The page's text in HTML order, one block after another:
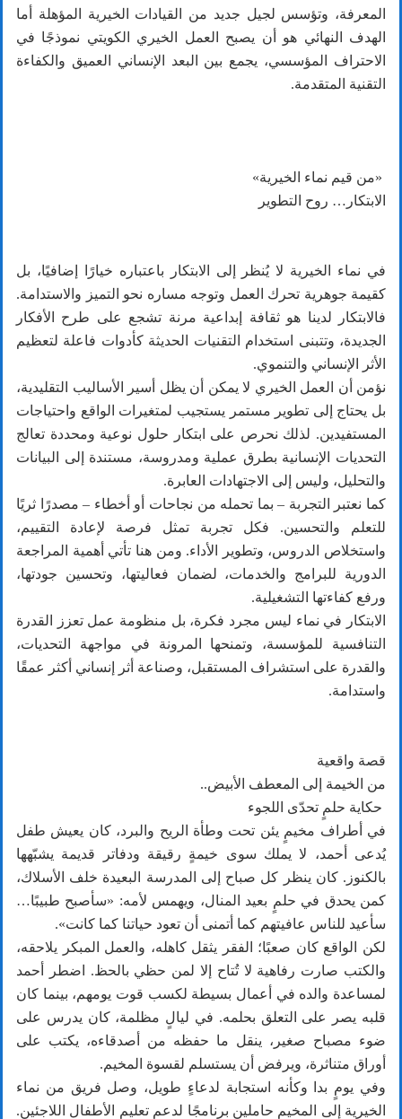
المعرفة، وتؤسس لجيل جديد من القيادات الخيرية المؤهلة أما
الهدف النهائي هو أن يصبح العمل الخيري الكويتي نموذجًا في
الاحتراف المؤسسي، يجمع بين البعد الإنساني العميق والكفاءة
التقنية المتقدمة.
«من قيم نماء الخيرية»
الابتكار… روح التطوير
في نماء الخيرية لا يُنظر إلى الابتكار باعتباره خيارًا إضافيًا، بل
كقيمة جوهرية تحرك العمل وتوجه مساره نحو التميز والاستدامة.
فالابتكار لدينا هو ثقافة إبداعية مرنة تشجع على طرح الأفكار
الجديدة، وتتبنى استخدام التقنيات الحديثة كأدوات فاعلة لتعظيم
الأثر الإنساني والتنموي.
نؤمن أن العمل الخيري لا يمكن أن يظل أسير الأساليب التقليدية،
بل يحتاج إلى تطوير مستمر يستجيب لمتغيرات الواقع واحتياجات
المستفيدين. لذلك نحرص على ابتكار حلول نوعية ومحددة تعالج
التحديات الإنسانية بطرق عملية ومدروسة، مستندة إلى البيانات
والتحليل، وليس إلى الاجتهادات العابرة.
كما نعتبر التجربة – بما تحمله من نجاحات أو أخطاء – مصدرًا ثريًا
للتعلم والتحسين. فكل تجربة تمثل فرصة لإعادة التقييم،
واستخلاص الدروس، وتطوير الأداء. ومن هنا تأتي أهمية المراجعة
الدورية للبرامج والخدمات، لضمان فعاليتها، وتحسين جودتها،
ورفع كفاءتها التشغيلية.
الابتكار في نماء ليس مجرد فكرة، بل منظومة عمل تعزز القدرة
التنافسية للمؤسسة، وتمنحها المرونة في مواجهة التحديات،
والقدرة على استشراف المستقبل، وصناعة أثر إنساني أكثر عمقًا
واستدامة.
قصة واقعية
من الخيمة إلى المعطف الأبيض..
حكاية حلمٍ تحدّى اللجوء
في أطراف مخيمٍ يئن تحت وطأة الريح والبرد، كان يعيش طفل
يُدعى أحمد، لا يملك سوى خيمةٍ رقيقة ودفاتر قديمة يشبّهها
بالكنوز. كان ينظر كل صباح إلى المدرسة البعيدة خلف الأسلاك،
كمن يحدق في حلمٍ بعيد المنال، ويهمس لأمه: «سأصبح طبيبًا…
سأعيد للناس عافيتهم كما أتمنى أن تعود حياتنا كما كانت».
لكن الواقع كان صعبًا؛ الفقر يثقل كاهله، والعمل المبكر يلاحقه،
والكتب صارت رفاهية لا تُتاح إلا لمن حظي بالحظ. اضطر أحمد
لمساعدة والده في أعمال بسيطة لكسب قوت يومهم، بينما كان
قلبه يصر على التعلق بحلمه. في ليالٍ مظلمة، كان يدرس على
ضوء مصباح صغير، ينقل ما حفظه من أصدقاءه، يكتب على
أوراق متناثرة، ويرفض أن يستسلم لقسوة المخيم.
وفي يومٍ بدا وكأنه استجابة لدعاءٍ طويل، وصل فريق من نماء
الخيرية إلى المخيم حاملين برنامجًا لدعم تعليم الأطفال اللاجئين.